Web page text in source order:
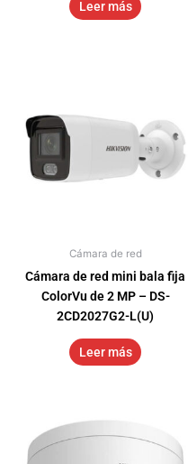
Leer más
Cámara de red
Cámara de red mini bala fija
ColorVu de 2 MP – DS-
2CD2027G2-L(U)
Leer más